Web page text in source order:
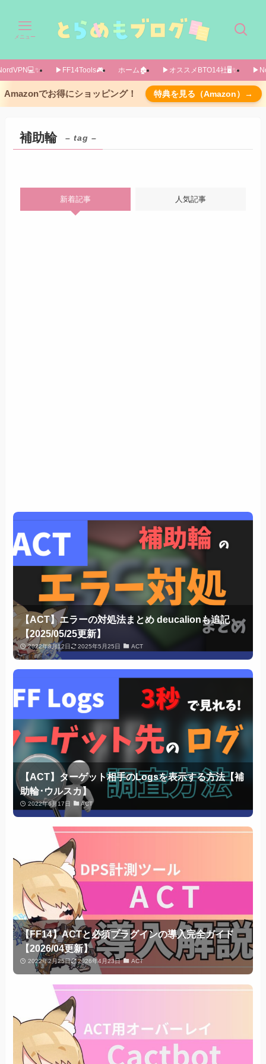
メニュー
▶FF14Tools🎮️ ホーム🏚️ ▶オススメBTO14社🖥️✨️
Amazonでお得にショッピング！ 特典を見る（Amazon）→
補助輪 – tag –
新着記事 人気記事
【ACT】エラーの対処法まとめ deucalionも追記
【2025/05/25更新】
2022年8月12日 2025年5月25日 ACT
【ACT】ターゲット相手のLogsを表示する方法【補
助輪･ウルスカ】
2022年6月17日 ACT
【FF14】ACTと必須プラグインの導入完全ガイド
【2026/04更新】
2022年2月25日 2026年4月23日 ACT